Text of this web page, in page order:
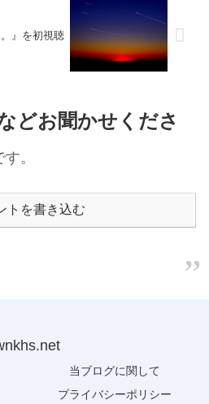
』を初視聴
どお聞かせくださ
。
トを書き込む
当ブログに関して
プライバシーポリシー